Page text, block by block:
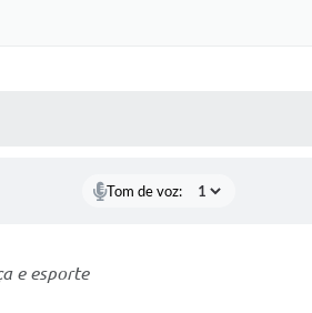
Tom de voz:
e esporte